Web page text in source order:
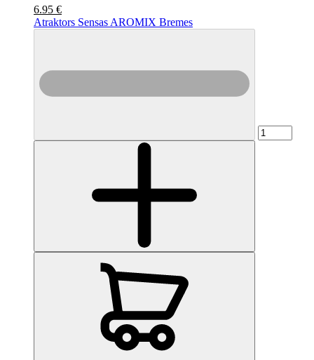
6.95 €
Atraktors Sensas AROMIX Bremes